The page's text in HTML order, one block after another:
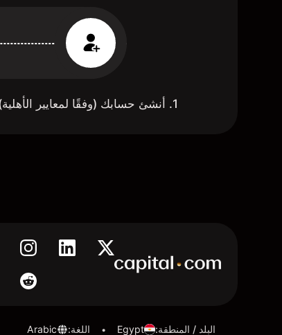
1. أنشئ حسابك (وفقًا لمعايير الأهلية)
البلد / المنطقة:
Egypt
• اللغة:
Arabic